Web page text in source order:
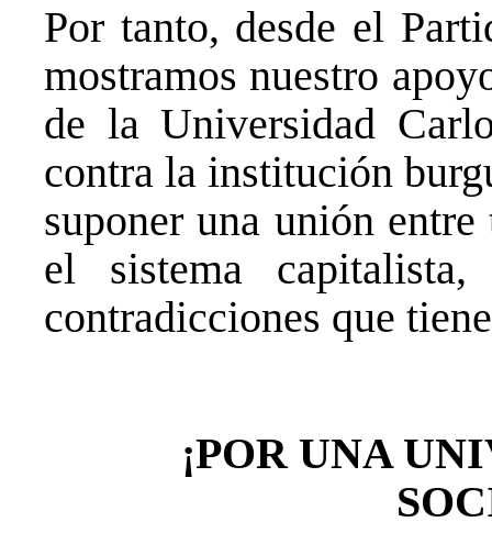
Por tanto, desde el
mostramos nuestro
de la Universidad
contra la institución
suponer una unión
el sistema
contradicciones que
¡POR UNA